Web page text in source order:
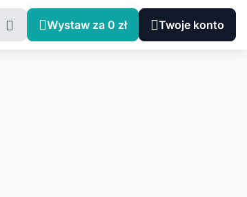
Wystaw za 0 zł Twoje konto